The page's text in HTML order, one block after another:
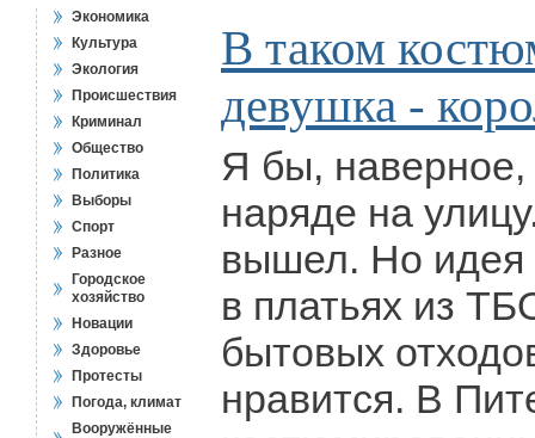
Экономика
Культура
Экология
Происшествия
Криминал
Общество
Политика
Выборы
Спорт
Разное
Городское
хозяйство
Новации
Здоровье
Протесты
Погода, климат
Вооружённые
В таком
девушка -
Я бы,
наряде на
вышел. Но идея
в платьях из
бытовых
нравится. В